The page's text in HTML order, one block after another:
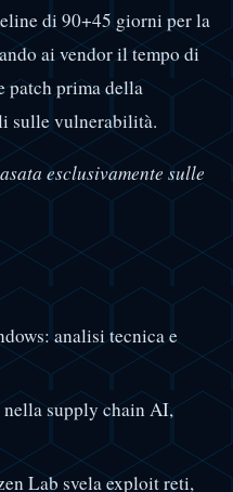
di 90+45 giorni per la
ai vendor il tempo di
patch prima della
sulle vulnerabilità.
esclusivamente sulle
analisi tecnica e
supply chain AI,
Lab svela exploit reti,